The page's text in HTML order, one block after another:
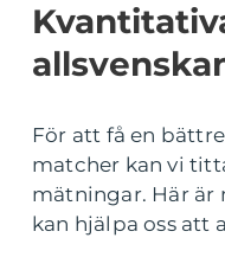
För att få en
matcher kan vi
mätningar. Här är
kan hjälpa oss att